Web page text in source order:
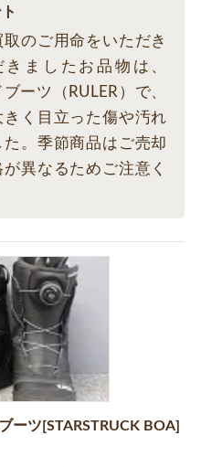
のご用命をいただき
ましたお品物は、
ーツ（RULER）で、
く目立った傷や汚れ
。季節商品はご売却
異なるためご注意く
ーツ[STARSTRUCK BOA]